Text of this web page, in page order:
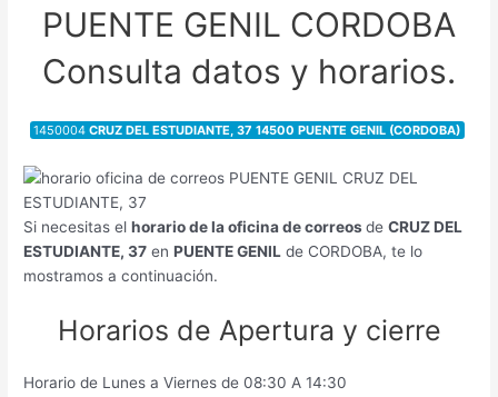
PUENTE GENIL CORDOBA
Consulta datos y horarios.
1450004CRUZ DEL ESTUDIANTE, 37 14500 PUENTE GENIL (CORDOBA)
Si necesitas elhorario de la oficina de correosdeCRUZ DEL
ESTUDIANTE, 37 enPUENTE GENIL de CORDOBA, te lo
mostramos a continuación.
Horarios de Apertura y cierre
Horario de Lunes a Viernes de 08:30 A 14:30